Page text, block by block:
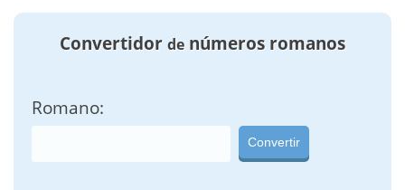
Convertidor de números romanos
Romano:
Convertir